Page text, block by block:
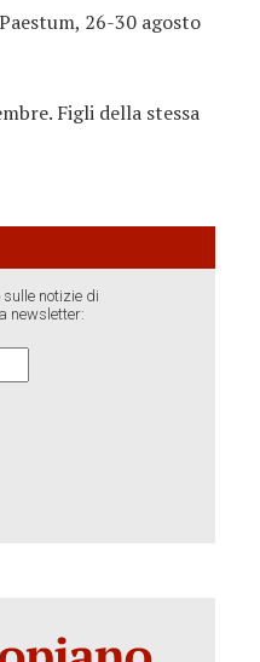
26-30 agosto
Figli della stessa
notizie di
newsletter: